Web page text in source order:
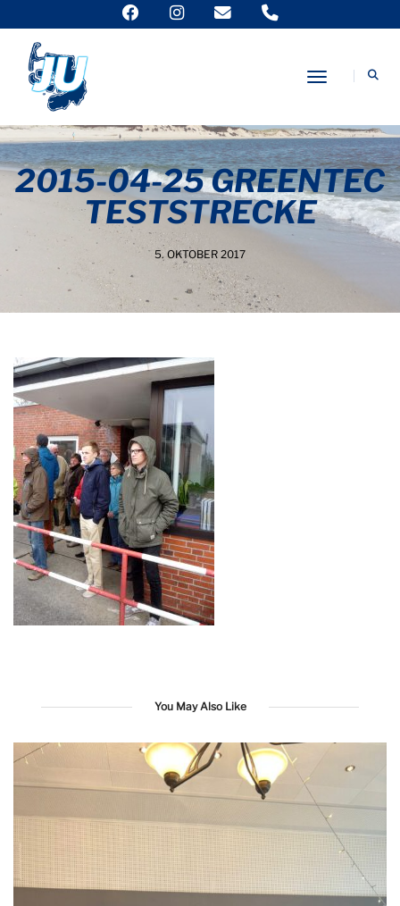
Toggle
2015-04-25 GREENTEC
TESTSTRECKE
5. OKTOBER 2017
You May Also Like